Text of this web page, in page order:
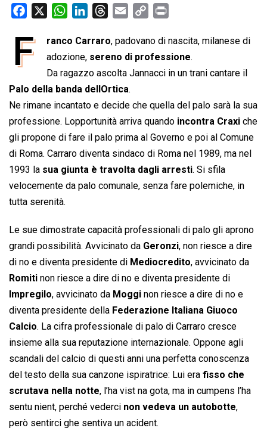
c
e
o
o
k
W
a
t
s
A
p
p
n
k
e
d
I
n
r
e
a
d
s
a
i
l
p
y
L
n
k
i
n
t
F ranco Carraro, padovano di nascita, milanese di
adozione, sereno di professione.
Da ragazzo ascolta Jannacci in un trani cantare il
Palo della banda dellOrtica.
Ne rimane incantato e decide che quella del palo sarà la sua
professione. Lopportunità arriva quando incontra Craxi che
gli propone di fare il palo prima al Governo e poi al Comune
di Roma. Carraro diventa sindaco di Roma nel 1989, ma nel
1993 la sua giunta è travolta dagli arresti. Si sfila
velocemente da palo comunale, senza fare polemiche, in
tutta serenità.
Le sue dimostrate capacità professionali di palo gli aprono
grandi possibilità. Avvicinato da Geronzi, non riesce a dire
di no e diventa presidente di Mediocredito, avvicinato da
Romiti non riesce a dire di no e diventa presidente di
Impregilo, avvicinato da Moggi non riesce a dire di no e
diventa presidente della Federazione Italiana Giuoco
Calcio. La cifra professionale di palo di Carraro cresce
insieme alla sua reputazione internazionale. Oppone agli
scandali del calcio di questi anni una perfetta conoscenza
del testo della sua canzone ispiratrice: Lui era fisso che
scrutava nella notte, l’ha vist na gota, ma in cumpens l’ha
sentu nient, perché vederci non vedeva un autobotte,
però sentirci ghe sentiva un acident.